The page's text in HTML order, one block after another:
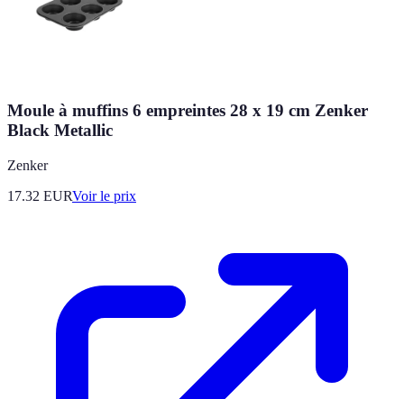
Moule à muffins 6 empreintes 28 x 19 cm Zenker
Black Metallic
Zenker
17.32 EURVoir le prix